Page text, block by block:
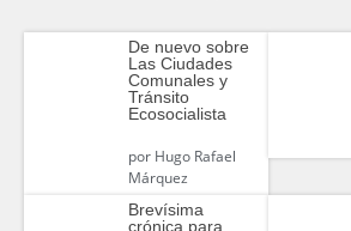
De nuevo sobre
Las Ciudades
Comunales y
Tránsito
Ecosocialista
porHugo Rafael
Márquez
Brevísima
crónica para